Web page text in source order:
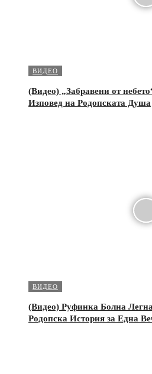
ВИДЕО
(Видео) „Забравени от
Изповед на Родопската Душа
ВИДЕО
(Видео) Руфинка Болна
Родопска История за Една